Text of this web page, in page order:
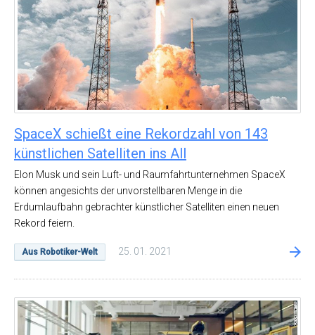
SpaceX schießt eine Rekordzahl von 143
künstlichen Satelliten ins All
Elon Musk und sein Luft- und Raumfahrtunternehmen SpaceX
können angesichts der unvorstellbaren Menge in die
Erdumlaufbahn gebrachter künstlicher Satelliten einen neuen
Rekord feiern.
Aus Robotiker-Welt 25. 01. 2021